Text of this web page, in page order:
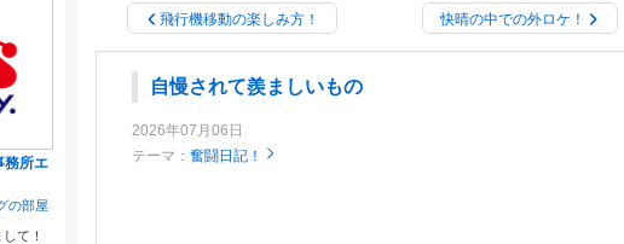
飛行機移動の楽しみ方！ 快晴の中での外ロケ！
自慢されて羨ましいもの
2026年07月06日
テーマ： 奮闘日記！
務所エ
の部屋
て！